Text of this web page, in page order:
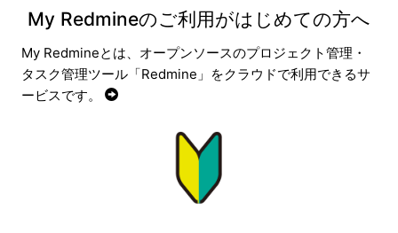
My Redmineのご利用がはじめての方へ
My Redmineとは、オープンソースのプロジェクト管理・
タスク管理ツール「Redmine」をクラウドで利用できるサ
ービスです。